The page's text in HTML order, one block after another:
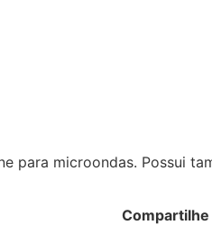
para microondas. Possui